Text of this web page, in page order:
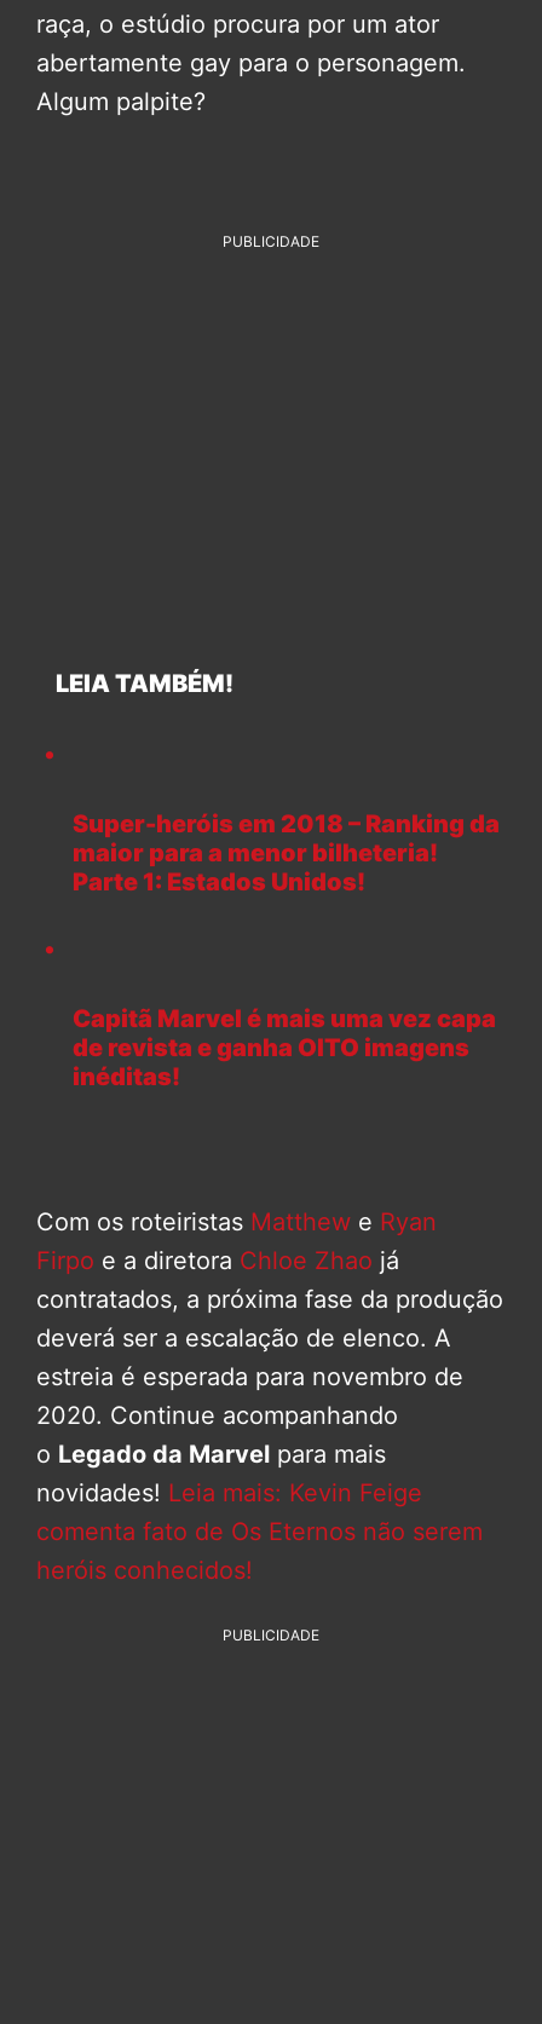
raça, o estúdio procura por um ator
abertamente gay para o personagem.
Algum palpite?
PUBLICIDADE
LEIA TAMBÉM!
Super-heróis em 2018 – Ranking da
maior para a menor bilheteria!
Parte 1: Estados Unidos!
Capitã Marvel é mais uma vez capa
de revista e ganha OITO imagens
inéditas!
Com os roteiristas Matthew e Ryan
Firpo e a diretora Chloe Zhao já
contratados, a próxima fase da produção
deverá ser a escalação de elenco. A
estreia é esperada para novembro de
2020. Continue acompanhando
o Legado da Marvel para mais
novidades! Leia mais: Kevin Feige
comenta fato de Os Eternos não serem
heróis conhecidos!
PUBLICIDADE